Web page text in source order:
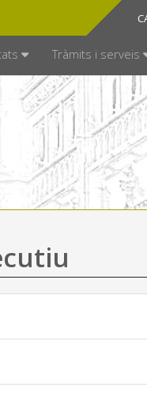
Tràmits i serveis